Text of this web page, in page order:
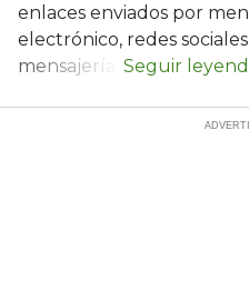
enlaces enviados por
electrónico, redes
mensajería.